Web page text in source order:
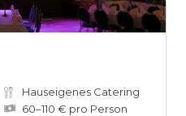
Hauseigenes Catering
60–110 € pro Person